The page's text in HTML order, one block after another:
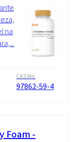
na
CAS No.
97862-59-4
Foam -